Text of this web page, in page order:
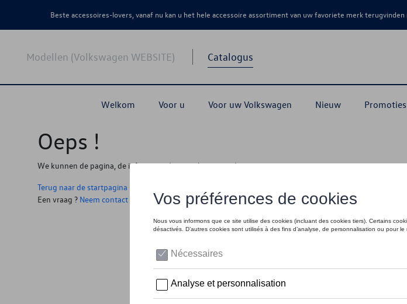
Beste accessoires-lovers, vanaf nu kan u het hele accessoire assortiment van uw favoriete merk
Modellen (Volkswagen WEBSITE) Catalogus
Welkom Voor u Voor uw Volkswagen Nieuw Promoties
Oeps !
We kunnen de pagina, de informatie die u zoekt niet vinden
Terug naar de startpagina
Een vraag ? Neem contact op